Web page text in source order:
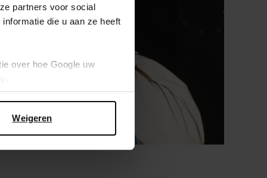
partners voor social
die u aan ze heeft
over hoe Google uw
Weigeren